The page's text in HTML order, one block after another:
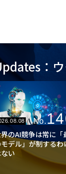
：
No.
のAI競争は常に「
デル」が制するわ
い